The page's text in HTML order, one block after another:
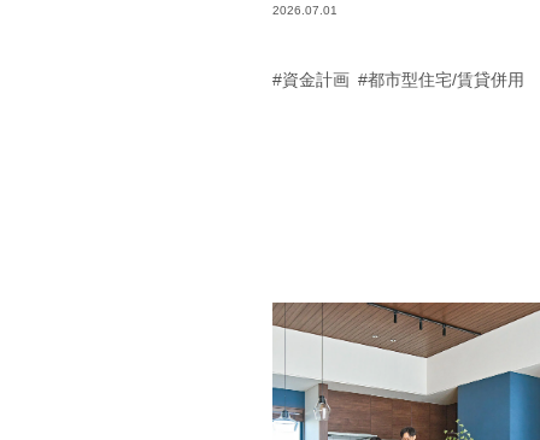
2026.07.01
#資金計画 #都市型住宅/賃貸併用